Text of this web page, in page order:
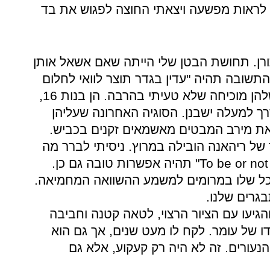
מפשעה ויצאתי החוצה לפגוש את בד
תחושת הבטן שלי הייתה שאם אשאל אותן
הן היו ברביעי בנובמבר 1995 התשובה תהיה "עדין בגדר תוצר לוואי לחלום
מלוכלך של אבא". תעודת הזהות שלהן מוכיחה שלא טעיתי בהרבה. הן בנות 16,
למעלה ישבנן. הסוגיה האחרונה שעליהן
מירב המבטים מאשמאים זקנים בכביש.
ריהאנה הובילה במרוץ. ניסיתי לברר מה
To be or" תהיה אפשרות טובה גם כן.
שלו במרומים למשמע ההשוואה המחמיאה.
שלנו.
עם הציור הרצוי, לטאה קטנה וחביבה
של עומר. לקח לו מעט שנים, אך גם הוא
זה לא היה רק קעקוע, אלא גם